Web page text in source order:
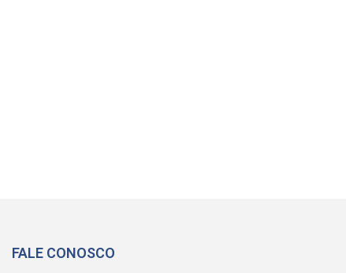
FALE CONOSCO